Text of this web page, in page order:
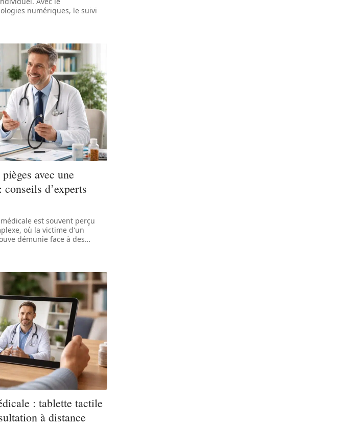
numériques, le suivi
avec une
d’experts
est souvent perçu
où la victime d'un
démunie face à des…
: tablette tactile
à distance